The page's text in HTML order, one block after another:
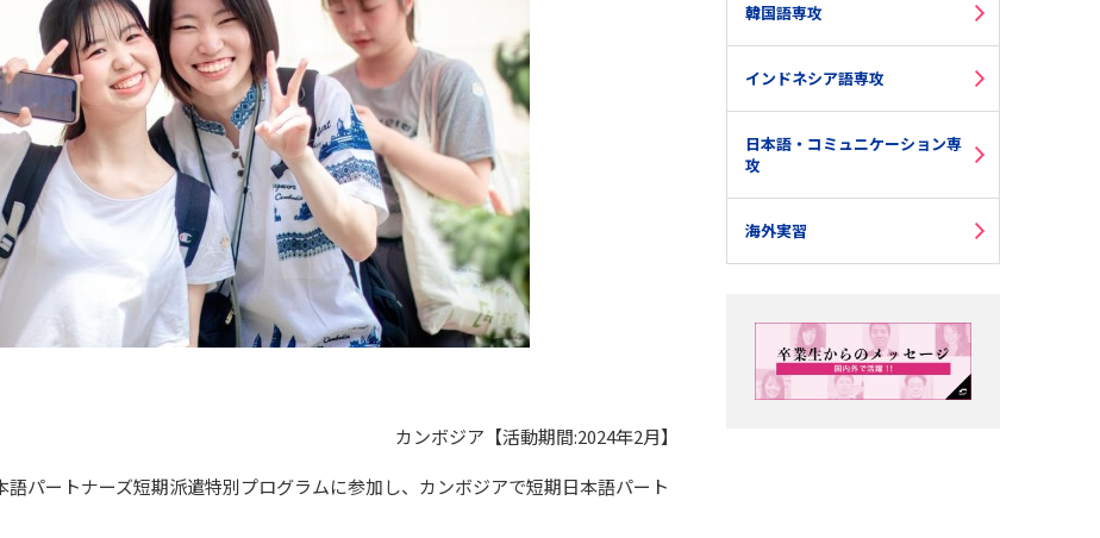
カンボジア【活動期間:2024年2月】
パートナーズ短期派遣特別プログラムに参加し、カンボジアで短期日本語パート
韓国語専攻
インドネシア語専攻
日本語・コミュニケーション専
攻
海外実習